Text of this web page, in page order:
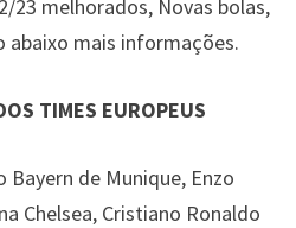
23 melhorados, Novas bolas,
abaixo mais informações.
TIMES EUROPEUS
Bayern de Munique, Enzo
Chelsea, Cristiano Ronaldo